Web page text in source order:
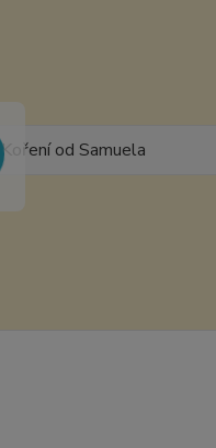
Koření od Samuela